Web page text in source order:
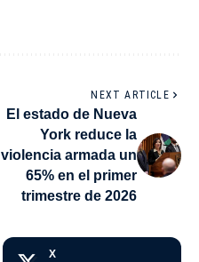
NEXT ARTICLE
El estado de Nueva
York reduce la
violencia armada un
65% en el primer
trimestre de 2026
X